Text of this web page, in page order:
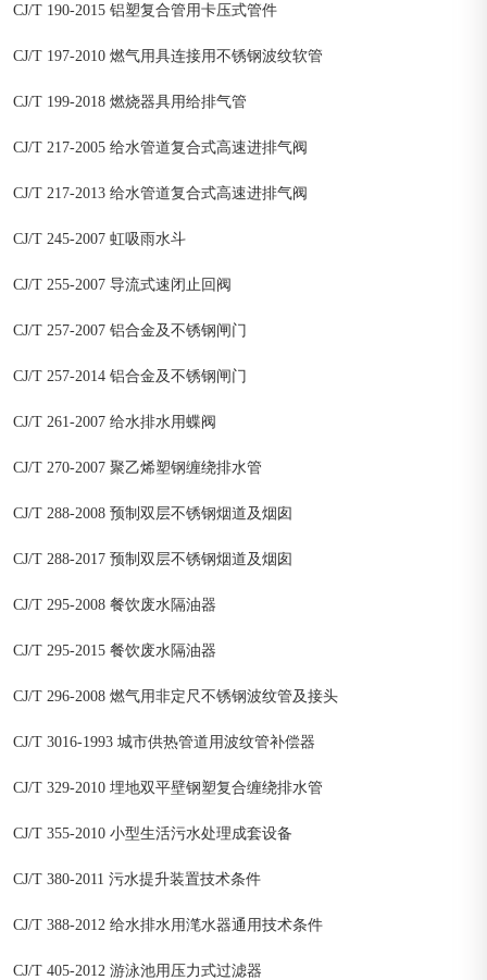
CJ/T 190-2015 铝塑复合管用卡压式管件
CJ/T 197-2010 燃气用具连接用不锈钢波纹软管
CJ/T 199-2018 燃烧器具用给排气管
CJ/T 217-2005 给水管道复合式高速进排气阀
CJ/T 217-2013 给水管道复合式高速进排气阀
CJ/T 245-2007 虹吸雨水斗
CJ/T 255-2007 导流式速闭止回阀
CJ/T 257-2007 铝合金及不锈钢闸门
CJ/T 257-2014 铝合金及不锈钢闸门
CJ/T 261-2007 给水排水用蝶阀
CJ/T 270-2007 聚乙烯塑钢缠绕排水管
CJ/T 288-2008 预制双层不锈钢烟道及烟囱
CJ/T 288-2017 预制双层不锈钢烟道及烟囱
CJ/T 295-2008 餐饮废水隔油器
CJ/T 295-2015 餐饮废水隔油器
CJ/T 296-2008 燃气用非定尺不锈钢波纹管及接头
CJ/T 3016-1993 城市供热管道用波纹管补偿器
CJ/T 329-2010 埋地双平壁钢塑复合缠绕排水管
CJ/T 355-2010 小型生活污水处理成套设备
CJ/T 380-2011 污水提升装置技术条件
CJ/T 388-2012 给水排水用滗水器通用技术条件
CJ/T 405-2012 游泳池用压力式过滤器